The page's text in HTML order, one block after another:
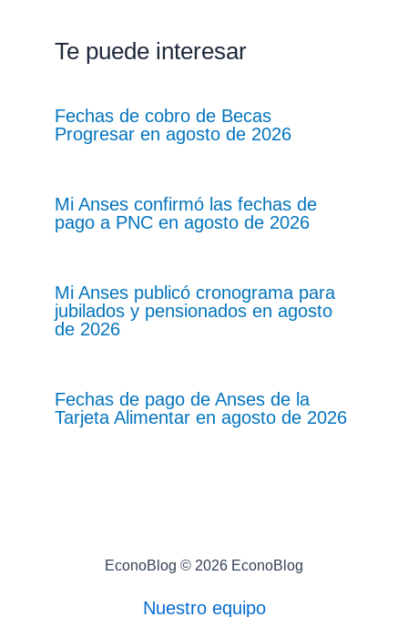
Te puede interesar
Fechas de cobro de Becas
Progresar en agosto de 2026
Mi Anses confirmó las fechas de
pago a PNC en agosto de 2026
Mi Anses publicó cronograma para
jubilados y pensionados en agosto
de 2026
Fechas de pago de Anses de la
Tarjeta Alimentar en agosto de 2026
EconoBlog © 2026 EconoBlog
Nuestro equipo